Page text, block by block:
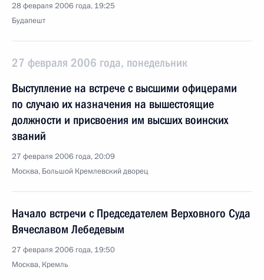
28 февраля 2006 года, 19:25
Будапешт
27 февраля 2006 года, понедельник
Выступление на встрече с высшими офицерами
по случаю их назначения на вышестоящие
должности и присвоения им высших воинских
званий
27 февраля 2006 года, 20:09
Москва, Большой Кремлевский дворец
Начало встречи с Председателем Верховного Суда
Вячеславом Лебедевым
27 февраля 2006 года, 19:50
Москва, Кремль